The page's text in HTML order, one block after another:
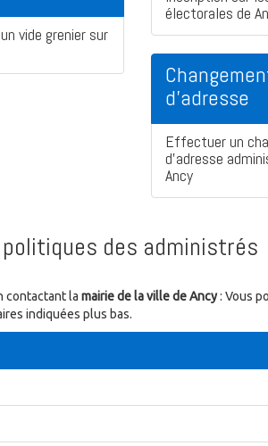
vide grenier sur
électorales de
d'adresse
Effectuer un
d'adresse
Ancy
des administrés
contactant la mairie de la ville de Ancy: Vous
indiquées plus bas.